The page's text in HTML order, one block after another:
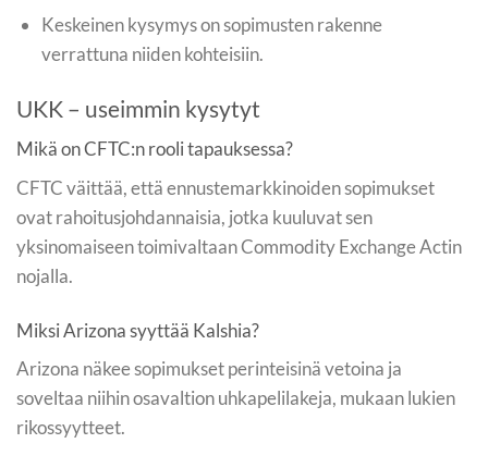
Keskeinen kysymys on sopimusten rakenne
verrattuna niiden kohteisiin.
UKK – useimmin kysytyt
Mikä on CFTC:n rooli tapauksessa?
CFTC väittää, että ennustemarkkinoiden sopimukset
ovat rahoitusjohdannaisia, jotka kuuluvat sen
yksinomaiseen toimivaltaan Commodity Exchange Actin
nojalla.
Miksi Arizona syyttää Kalshia?
Arizona näkee sopimukset perinteisinä vetoina ja
soveltaa niihin osavaltion uhkapelilakeja, mukaan lukien
rikossyytteet.